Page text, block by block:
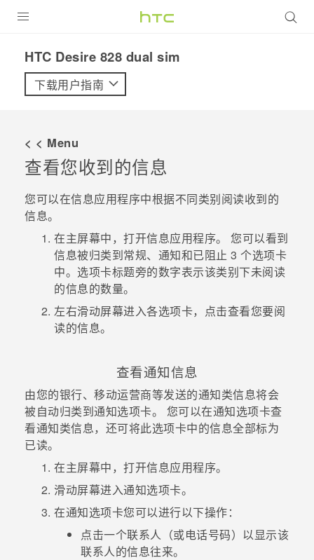
VIVE
支持帮助
在线客服
HTC Desire 828 dual sim‎
下载用户指南
< < Menu
查看您收到的信息
您可以在信息应用程序中根据不同类别阅读收到的
信息。
在主屏幕中，打开信息应用程序。 您可以看到
信息被归类到常规、 通知和已阻止 3 个选项卡
中。选项卡标题旁的数字表示该类别下未阅读
的信息的数量。
左右滑动屏幕进入各选项卡，点击查看您要阅
读的信息。
查看通知信息
由您的银行、移动运营商等发送的通知类信息将会
被自动归类到通知选项卡。 您可以在通知选项卡查
看通知类信息，还可将此选项卡中的信息全部标为
已读。
在主屏幕中，打开信息应用程序。
滑动屏幕进入通知选项卡。
在通知选项卡您可以进行以下操作：
点击一个联系人（或电话号码）以显示该
联系人的信息往来。